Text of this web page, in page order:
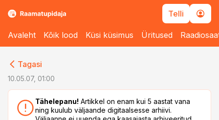
Telli
Avaleht Kõik lood Küsi küsimus Üritused
Tagasi
10.05.07, 01:00
Tähelepanu! Artikkel on enam kui 5 aastat vana
ning kuulub väljaande digitaalsesse arhiivi.